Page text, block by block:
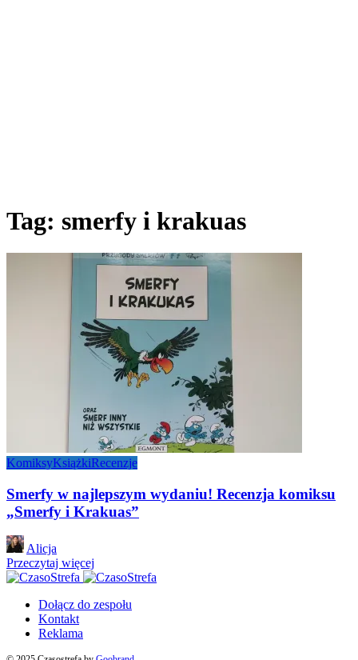
Tag: smerfy i krakuas
KomiksyKsiążkiRecenzje
Smerfy w najlepszym wydaniu! Recenzja komiksu
„Smerfy i Krakuas”
Posted
by
Alicja
Przeczytaj więcej
Dołącz do zespołu
Kontakt
Reklama